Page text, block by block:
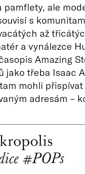
pamflety, ale
s
až
a vynálezce
Amazing
jako třeba Isaac
mohli
adresám –